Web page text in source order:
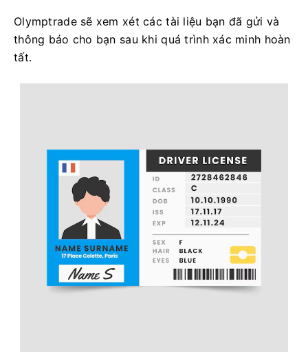
Olymptrade sẽ xem xét các tài liệu bạn đã gửi và
thông báo cho bạn sau khi quá trình xác minh hoàn
tất.